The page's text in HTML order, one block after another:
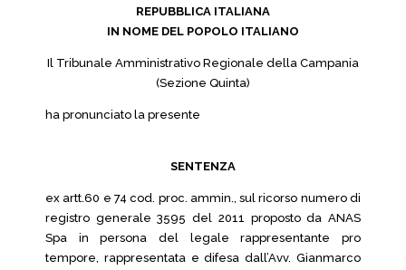
REPUBBLICA ITALIANA
IN NOME DEL POPOLO ITALIANO
Il Tribunale Amministrativo Regionale della Campania
(Sezione Quinta)
ha pronunciato la presente
SENTENZA
ex artt.60 e 74 cod. proc. ammin., sul ricorso numero di
registro generale 3595 del 2011 proposto da ANAS
Spa in persona del legale rappresentante pro
tempore, rappresentata e difesa dall’Avv. Gianmarco